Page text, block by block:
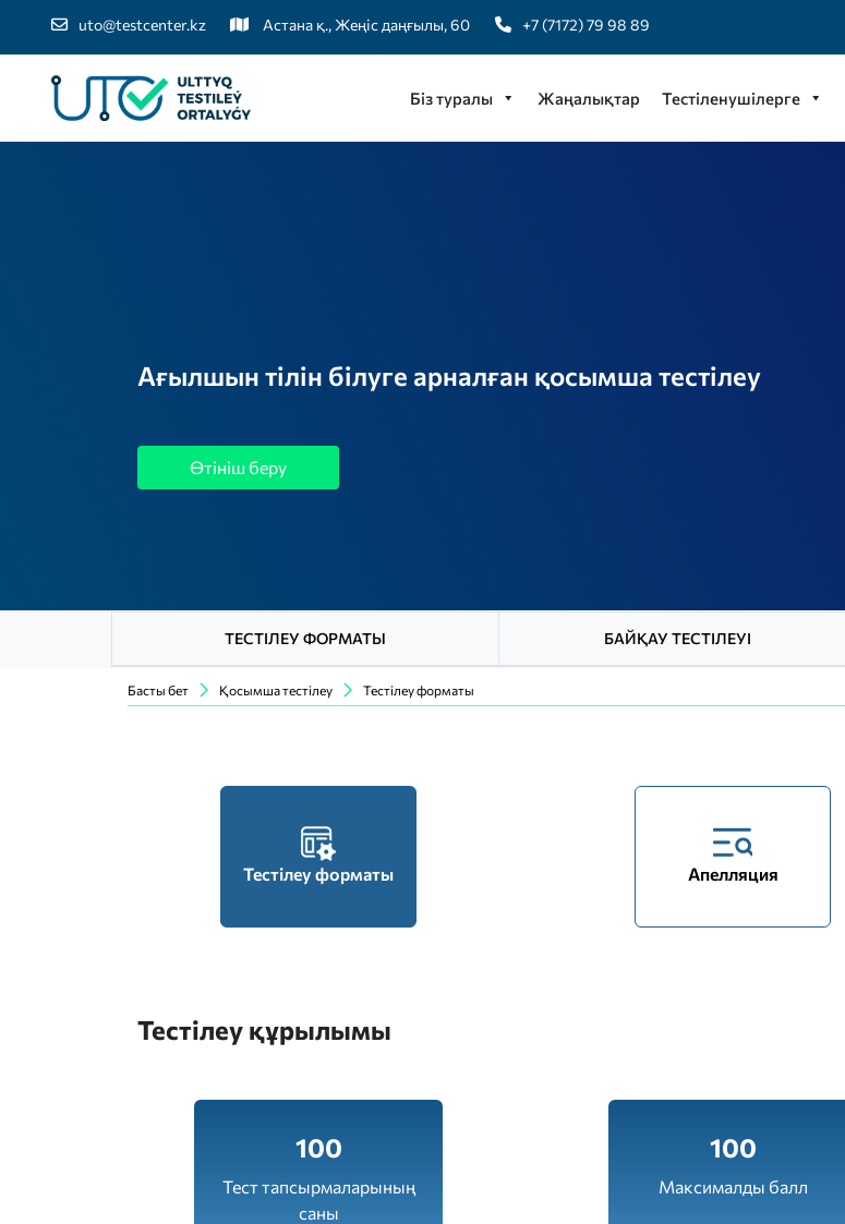
uto@testcenter.kz Астана қ., Жеңіс даңғылы, 60 +7 (7172) 79 98 89
Біз туралы Жаңалықтар Тестіленушілерге
Ағылшын тілін білуге арналған қосымша тестілеу
Өтініш беру
ТЕСТІЛЕУ ФОРМАТЫ БАЙҚАУ ТЕСТІЛЕУІ
Басты бет Қосымша тестілеу Тестілеу форматы
Тестілеу форматы Апелляция
Тестілеу құрылымы
100
Тест тапсырмаларының
саны
100
Максималды балл